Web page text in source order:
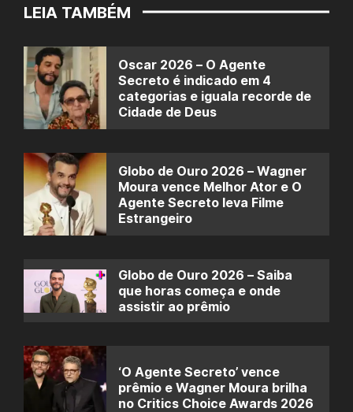
LEIA TAMBÉM
Oscar 2026 – O Agente
Secreto é indicado em 4
categorias e iguala recorde de
Cidade de Deus
Globo de Ouro 2026 – Wagner
Moura vence Melhor Ator e O
Agente Secreto leva Filme
Estrangeiro
Globo de Ouro 2026 – Saiba
que horas começa e onde
assistir ao prêmio
‘O Agente Secreto’ vence
prêmio e Wagner Moura brilha
no Critics Choice Awards 2026